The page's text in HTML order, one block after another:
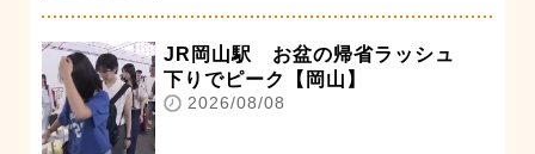
JR岡山駅 お盆の帰省ラッシュ
下りでピーク【岡山】
2026/08/08